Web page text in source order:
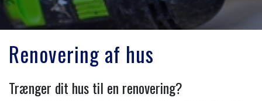
Renovering af hus
Trænger dit hus til en renovering?